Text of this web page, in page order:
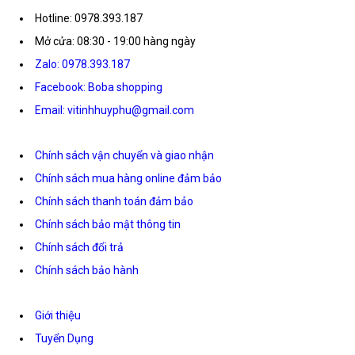
Hotline: 0978.393.187
Mở cửa: 08:30 - 19:00 hàng ngày
Zalo: 0978.393.187
Facebook: Boba shopping
Email: vitinhhuyphu@gmail.com
Chính sách vận chuyển và giao nhận
Chính sách mua hàng online đảm bảo
Chính sách thanh toán đảm bảo
Chính sách bảo mật thông tin
Chính sách đổi trả
Chính sách bảo hành
Giới thiệu
Tuyển Dụng